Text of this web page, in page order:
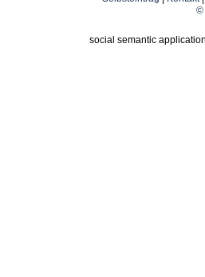
©
social semantic